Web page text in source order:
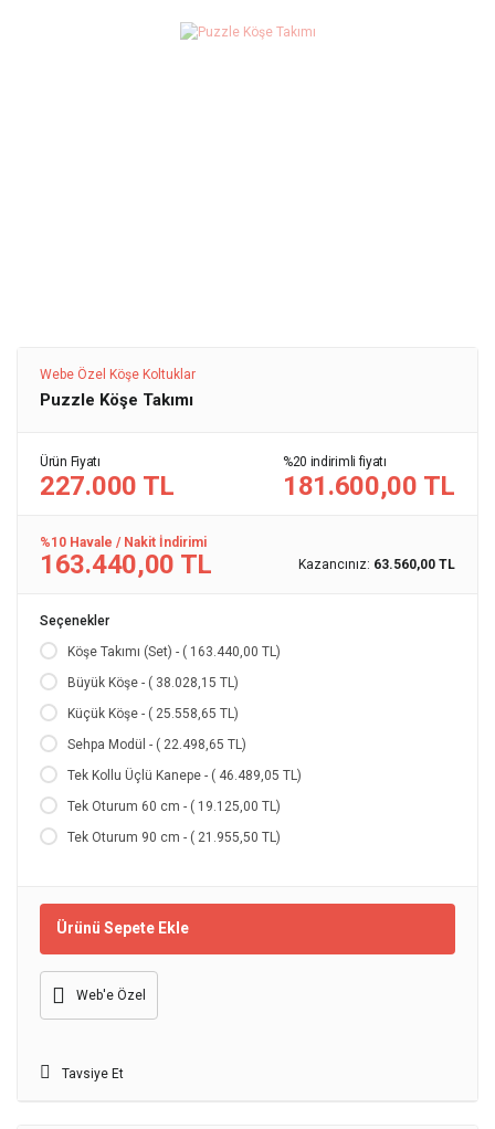
Webe Özel Köşe Koltuklar
Puzzle Köşe Takımı
Ürün Fiyatı
227.000 TL
%20 indirimli fiyatı
181.600,00 TL
%10 Havale / Nakit İndirimi
163.440,00 TL Kazancınız: 63.560,00 TL
Seçenekler
Köşe Takımı (Set) - ( 163.440,00 TL)
Büyük Köşe - ( 38.028,15 TL)
Küçük Köşe - ( 25.558,65 TL)
Sehpa Modül - ( 22.498,65 TL)
Tek Kollu Üçlü Kanepe - ( 46.489,05 TL)
Tek Oturum 60 cm - ( 19.125,00 TL)
Tek Oturum 90 cm - ( 21.955,50 TL)
Ürünü Sepete Ekle
Web'e Özel
Tavsiye Et